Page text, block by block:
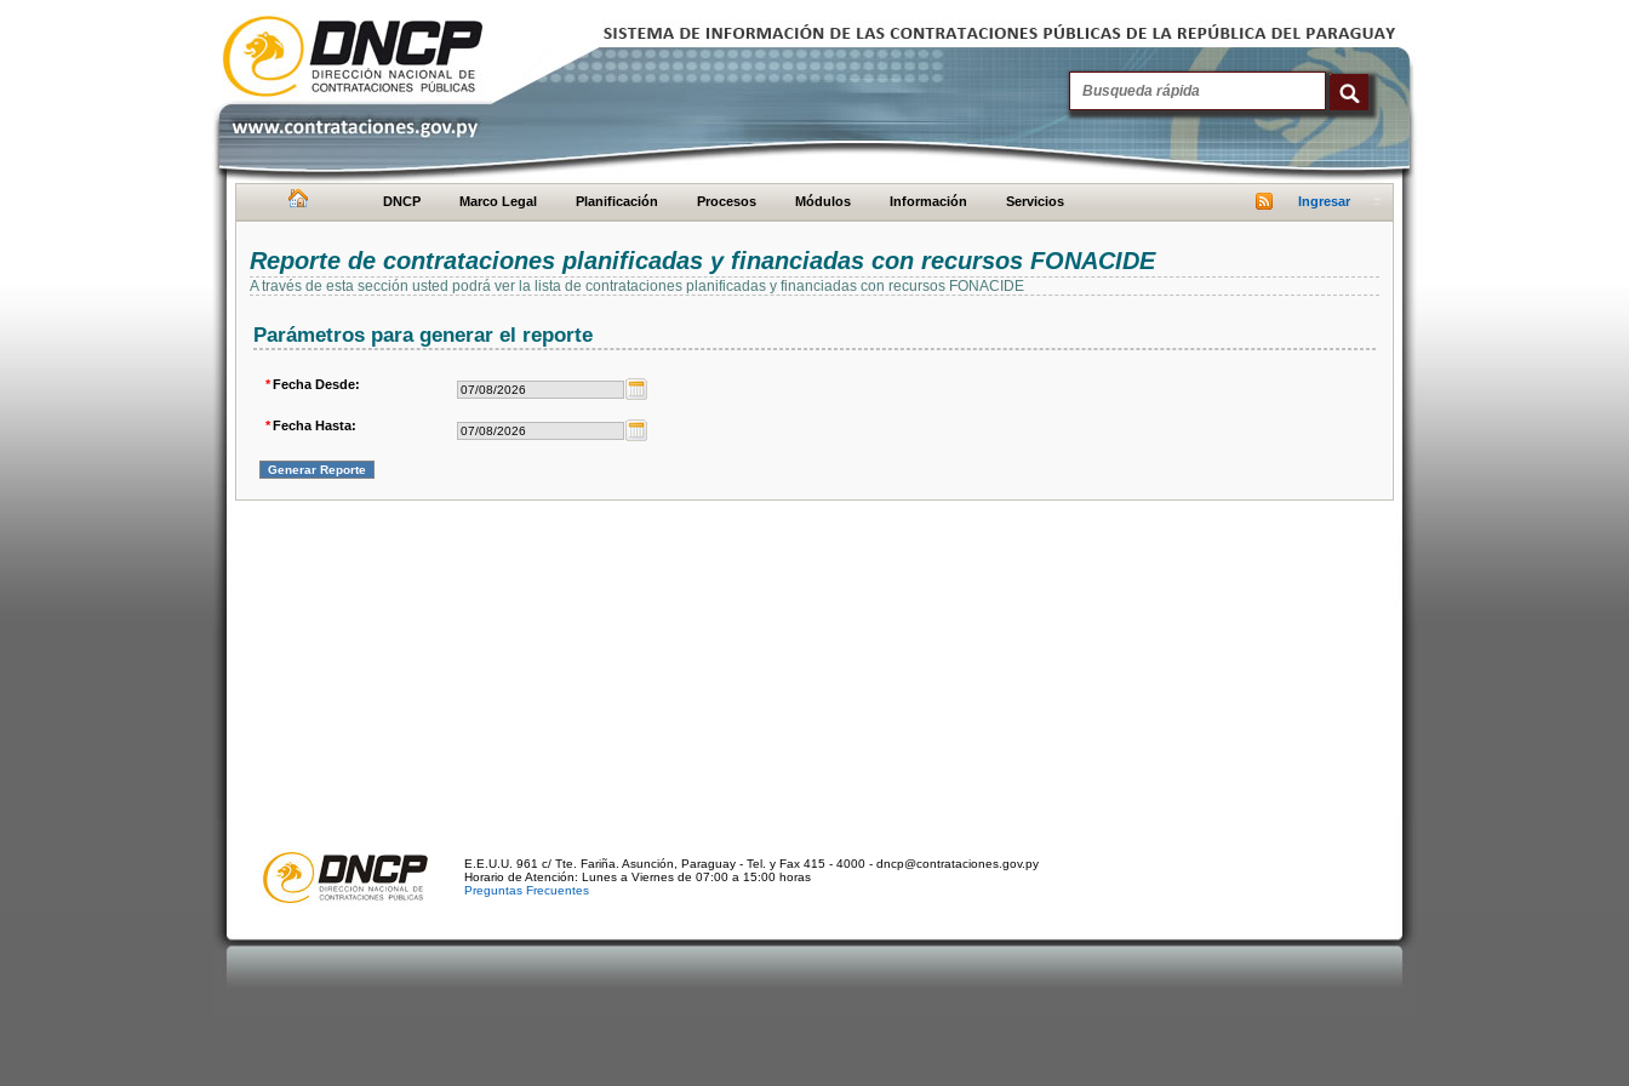
DNCP Marco Legal Planificación Procesos Módulos Información Servicios Ingresar
Reporte de contrataciones planificadas y financiadas con recursos FONACIDE
A través de esta sección usted podrá ver la lista de contrataciones planificadas y financiadas con recursos FONACIDE
Parámetros para generar el reporte
*Fecha Desde:
*Fecha Hasta:
E.E.U.U. 961 c/ Tte. Fariña. Asunción, Paraguay - Tel. y Fax 415 - 4000 - dncp@contrataciones.gov.py
Horario de Atención: Lunes a Viernes de 07:00 a 15:00 horas
Preguntas Frecuentes